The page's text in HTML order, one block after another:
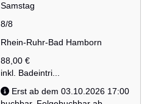
Samstag
8/8
Rhein-Ruhr-Bad Hamborn
88,00 €
inkl. Badeintri...
Erst ab dem 03.10.2026 17:00